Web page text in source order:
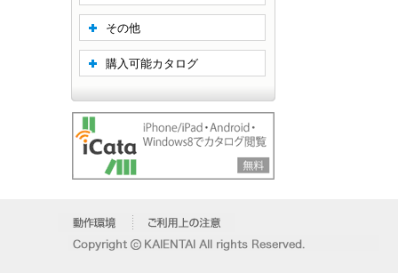
その他
購入可能カタログ